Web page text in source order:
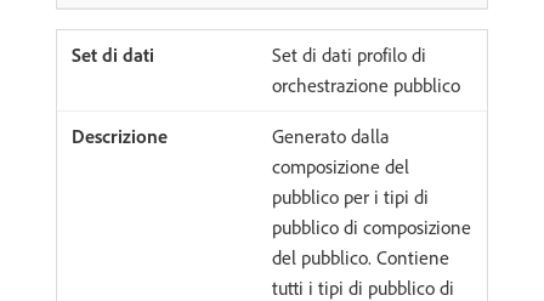
Set di dati profilo di
orchestrazione pubblico
Generato dalla
composizione del
pubblico per i tipi di
pubblico di composizione
del pubblico. Contiene
tutti i tipi di pubblico di